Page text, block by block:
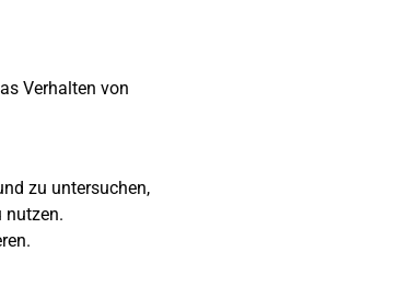
Verhalten von
zu untersuchen,
nutzen.